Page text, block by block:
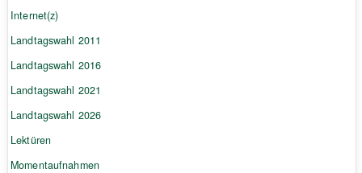
Internet(z)
Landtagswahl 2011
Landtagswahl 2016
Landtagswahl 2021
Landtagswahl 2026
Lektüren
Momentaufnahmen